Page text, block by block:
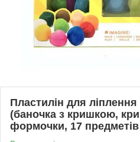
Пластилін для
(баночка з кришкою,
формочки, 17 предметів